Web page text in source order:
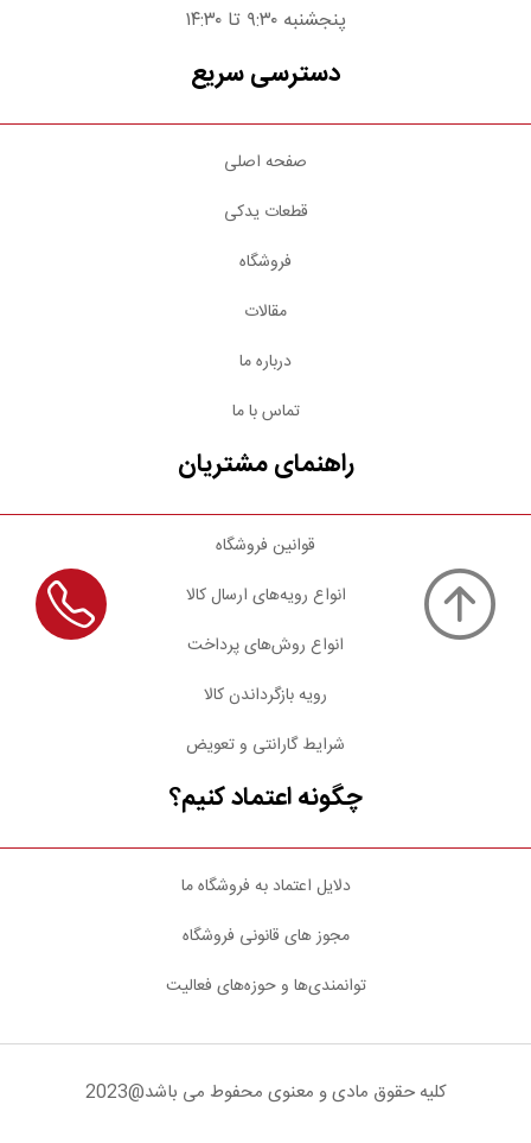
پنجشنبه ۹:۳۰ تا ۱۴:۳۰
دسترسی سریع
صفحه اصلی
قطعات یدکی
فروشگاه
مقالات
درباره ما
تماس با ما
راهنمای مشتریان
قوانین فروشگاه
انواع رویه‌های ارسال کالا
انواع روش‌های پرداخت
رویه بازگرداندن کالا
شرایط گارانتی و تعویض
چگونه اعتماد کنیم؟
دلایل اعتماد به فروشگاه ما
مجوز های قانونی فروشگاه
توانمندی‌ها و حوزه‌های فعالیت
کلیه حقوق مادی و معنوی محفوط می باشد@2023